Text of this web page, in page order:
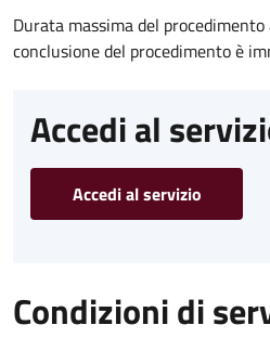
Durata massima del
conclusione del procedimento è
Accedi al
Accedi al servizio
Condizioni di